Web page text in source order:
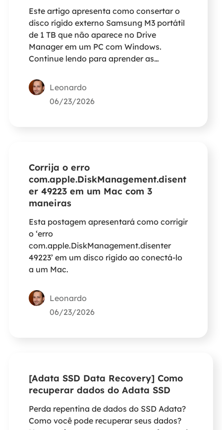
Este artigo apresenta como consertar o
disco rígido externo Samsung M3 portátil
de 1 TB que não aparece no Drive
Manager em um PC com Windows.
Continue lendo para aprender as
Leonardo
06/23/2026
Corrija o erro
com.apple.DiskManagement.disent
er 49223 em um Mac com 3
maneiras
Esta postagem apresentará como corrigir
o ‘erro
com.apple.DiskManagement.disenter
49223’ em um disco rígido ao conectá-lo
a um Mac.
Leonardo
06/23/2026
[Adata SSD Data Recovery] Como
recuperar dados do Adata SSD
Perda repentina de dados do SSD Adata?
Como você pode recuperar seus dados?